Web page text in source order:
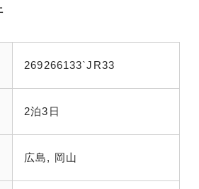
269266133`JR33
2泊3日
広島, 岡山